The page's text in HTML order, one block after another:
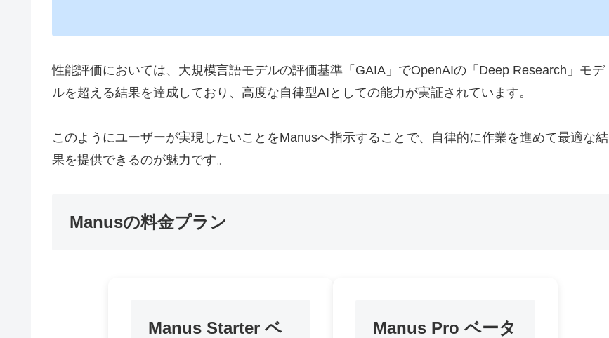
性能評価においては、大規模言語モデルの評価基準「GAIA」でOpenAIの「Deep Research」モデ
ルを超える結果を達成しており、高度な自律型AIとしての能力が実証されています。
このようにユーザーが実現したいことをManusへ指示することで、自律的に作業を進めて最適な結
果を提供できるのが魅力です。
Manusの料金プラン
Manus Starter ベ
Manus Pro ベータ